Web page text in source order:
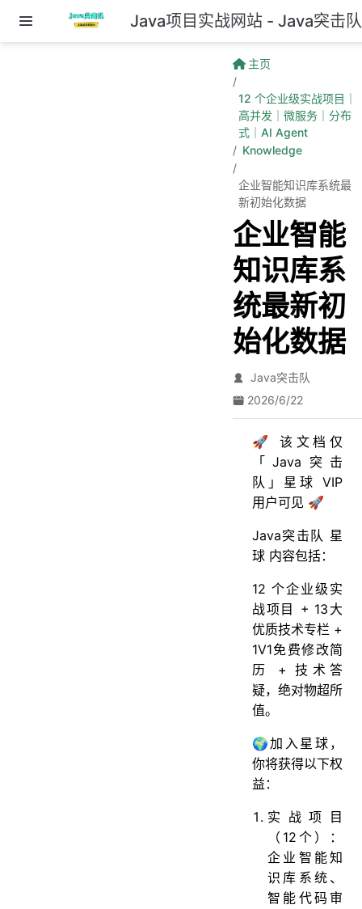
跳至主要內容 Java项目实战网站 - Java突击队
主页
12 个企业级实战项目｜
高并发｜微服务｜分布
式｜AI Agent
Knowledge
企业智能知识库系统最
新初始化数据
企业智能
知识库系
统最新初
始化数据
Java突击队
2026/6/22
🚀 该文档仅
「Java突击
队」星球 VIP
用户可见 🚀
Java突击队 星
球 内容包括：
12 个企业级实
战项目 + 13大
优质技术专栏 +
1V1免费修改简
历 + 技术答
疑，绝对物超所
值。
🌍加入星球，
你将获得以下权
益：
实战项目
（12个）：
企业智能知
识库系统、
智能代码审